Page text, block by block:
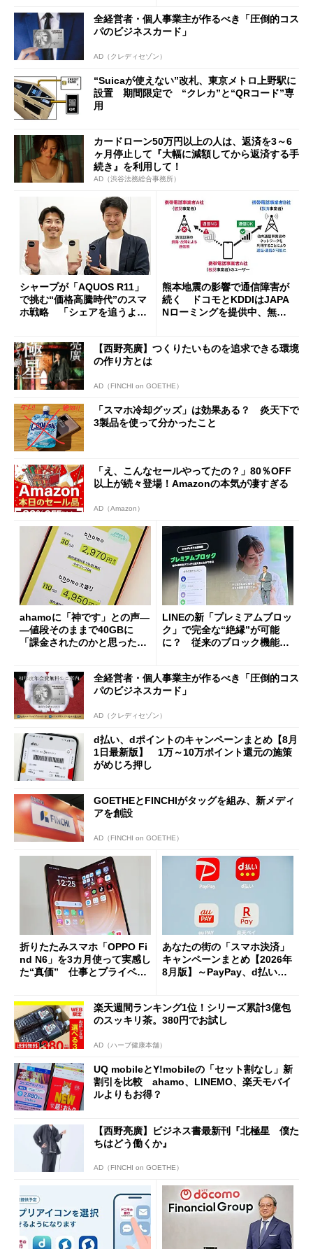
開催
全経営者・個人事業主が作るべき「圧倒的コス
パのビジネスカード」
AD（クレディセゾン）
“Suicaが使えない”改札、東京メトロ上野駅に
設置 期間限定で “クレカ”と“QRコード”専
用
カードローン50万円以上の人は、返済を3～6
ヶ月停止して『大幅に減額してから返済する手
続き』を利用して！
AD（渋谷法務総合事務所）
シャープが「AQUOS R11」
で挑む“価格高騰時代”のスマ
ホ戦略 「シェアを追うより
熊本地震の影響で通信障害が
続く ドコモとKDDIはJAPA
Nローミングを提供中、無料
【西野亮廣】つくりたいものを追求できる環境
の作り方とは
AD（FINCHI on GOETHE）
「スマホ冷却グッズ」は効果ある？ 炎天下で
3製品を使って分かったこと
「え、こんなセールやってたの？」80％OFF
以上が続々登場！Amazonの本気が凄すぎる
AD（Amazon）
ahamoに「神です」との声―
―値段そのままで40GBに
「課金されたのかと思った」
LINEの新「プレミアムブロッ
ク」で完全な“絶縁”が可能
に？ 従来のブロック機能と
全経営者・個人事業主が作るべき「圧倒的コス
パのビジネスカード」
AD（クレディセゾン）
d払い、dポイントのキャンペーンまとめ【8月
1日最新版】 1万～10万ポイント還元の施策
がめじろ押し
GOETHEとFINCHIがタッグを組み、新メディ
アを創設
AD（FINCHI on GOETHE）
折りたたみスマホ「OPPO Fi
nd N6」を3カ月使って実感し
た“真価” 仕事とプライベー
あなたの街の「スマホ決済」
キャンペーンまとめ【2026年
8月版】～PayPay、d払い、a
楽天週間ランキング1位！シリーズ累計3億包
のスッキリ茶。380円でお試し
AD（ハーブ健康本舗）
UQ mobileとY!mobileの「セット割なし」新
割引を比較 ahamo、LINEMO、楽天モバイ
ルよりもお得？
【西野亮廣】ビジネス書最新刊『北極星 僕た
ちはどう働くか』
AD（FINCHI on GOETHE）